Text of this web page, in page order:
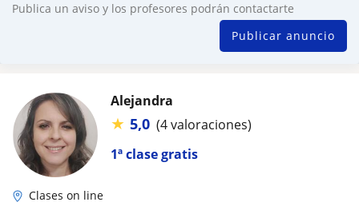
Publica un aviso y los profesores podrán contactarte
Publicar anuncio
1ª clase gratis
Alejandra
★ 5,0 (4 valoraciones)
Clases on line